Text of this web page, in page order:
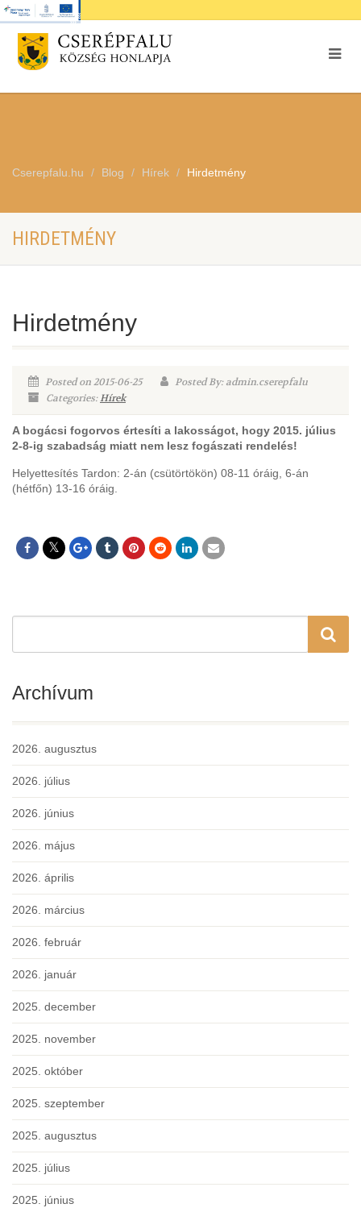
Cserepfalu.hu Blog Hírek Hirdetmény
HIRDETMÉNY
Hirdetmény
Posted on 2015-06-25
Posted By: admin.cserepfalu
Categories:Hírek
A bogácsi fogorvos értesíti a lakosságot, hogy 2015. július
2-8-ig szabadság miatt nem lesz fogászati rendelés!
Helyettesítés Tardon: 2-án (csütörtökön) 08-11 óráig, 6-án
(hétfőn) 13-16 óráig.
Archívum
2026. augusztus
2026. július
2026. június
2026. május
2026. április
2026. március
2026. február
2026. január
2025. december
2025. november
2025. október
2025. szeptember
2025. augusztus
2025. július
2025. június